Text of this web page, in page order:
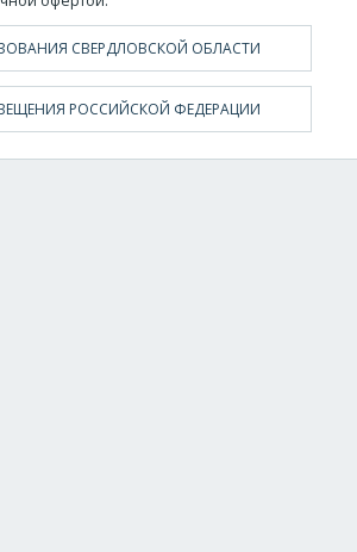
СВЕРДЛОВСКОЙ ОБЛАСТИ
РОССИЙСКОЙ ФЕДЕРАЦИИ